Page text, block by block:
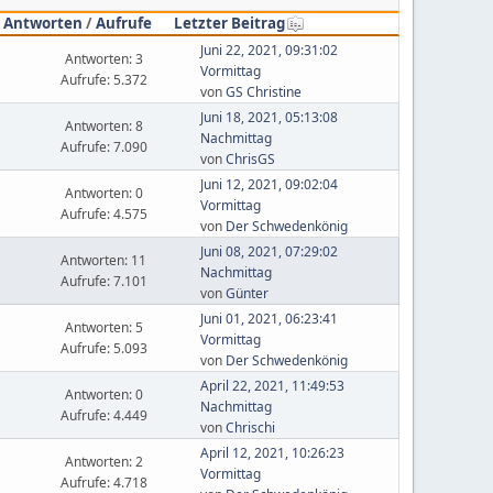
Antworten /Aufrufe Letzter Beitrag
Antworten: 3
Aufrufe: 5.372
Juni 22, 2021, 09:31:02
Vormittag
vonGS Christine
Antworten: 8
Aufrufe: 7.090
Juni 18, 2021, 05:13:08
Nachmittag
vonChrisGS
Antworten: 0
Aufrufe: 4.575
Juni 12, 2021, 09:02:04
Vormittag
von Der Schwedenkönig
Antworten: 11
Aufrufe: 7.101
Juni 08, 2021, 07:29:02
Nachmittag
vonGünter
Antworten: 5
Aufrufe: 5.093
Juni 01, 2021, 06:23:41
Vormittag
von Der Schwedenkönig
Antworten: 0
Aufrufe: 4.449
April 22, 2021, 11:49:53
Nachmittag
vonChrischi
Antworten: 2
Aufrufe: 4.718
April 12, 2021, 10:26:23
Vormittag